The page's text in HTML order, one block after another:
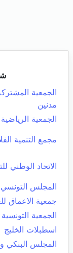
الجمعية
مدنين
الجمعية
مجمع التنمية
الاتحاد الوطني
المجلس التونسي
جمعية الاعماق
الجمعية
اسطبلات الخليج
المجلس البنكي